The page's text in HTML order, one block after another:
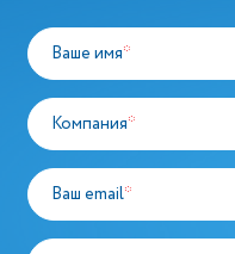
Ваше имя*
Компания*
Ваш email*